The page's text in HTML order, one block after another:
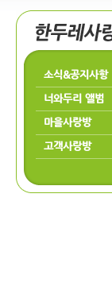
소식&공지사항
너와두리 앨범
마을사랑방
고객사랑방